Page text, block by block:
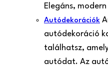
Elegáns,
Autódekorációk
autódekoráció
találhatsz,
autódat. Az